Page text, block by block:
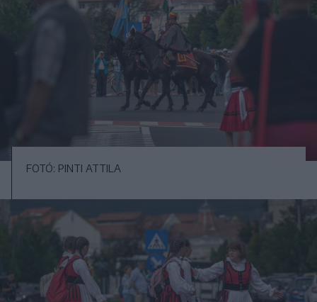
FOTÓ: PINTI ATTILA